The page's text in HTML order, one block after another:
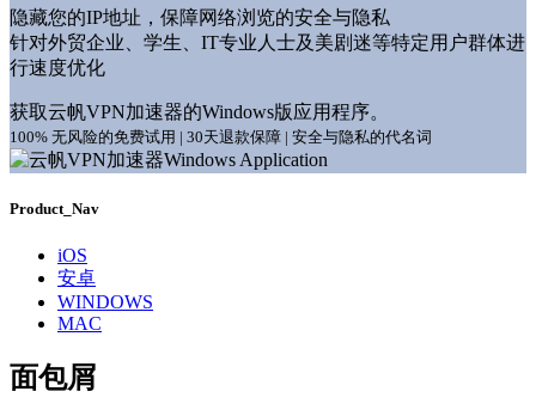
隐藏您的IP地址，保障网络浏览的安全与隐私
针对外贸企业、学生、IT专业人士及美剧迷等特定用户群体进
行速度优化
获取云帆VPN加速器的Windows版应用程序。
100% 无风险的免费试用 | 30天退款保障 | 安全与隐私的代名词
Product_Nav
iOS
安卓
WINDOWS
MAC
面包屑